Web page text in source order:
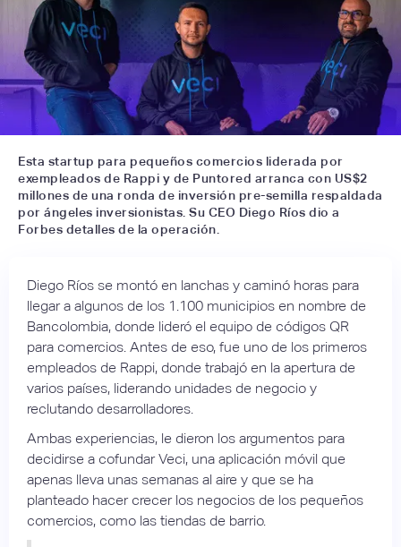
Esta startup para pequeños comercios liderada por
exempleados de Rappi y de Puntored arranca con US$2
millones de una ronda de inversión pre-semilla respaldada
por ángeles inversionistas. Su CEO Diego Ríos dio a
Forbes detalles de la operación.
Diego Ríos se montó en lanchas y caminó horas para
llegar a algunos de los 1.100 municipios en nombre de
Bancolombia, donde lideró el equipo de códigos QR
para comercios. Antes de eso, fue uno de los primeros
empleados de Rappi, donde trabajó en la apertura de
varios países, liderando unidades de negocio y
reclutando desarrolladores.
Ambas experiencias, le dieron los argumentos para
decidirse a cofundar Veci, una aplicación móvil que
apenas lleva unas semanas al aire y que se ha
planteado hacer crecer los negocios de los pequeños
comercios, como las tiendas de barrio.